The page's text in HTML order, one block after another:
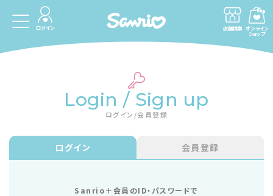
ログイン 店舗検索 オンライン
ショップ
Login / Sign up
ログイン/会員登録
ログイン 会員登録
Sanrio＋会員のID・パスワードで